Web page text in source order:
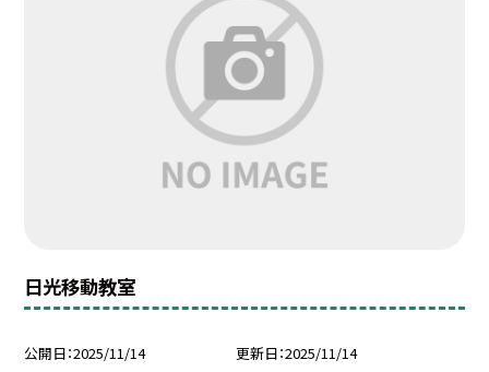
日光移動教室
公開日 2025/11/14 更新日 2025/11/14